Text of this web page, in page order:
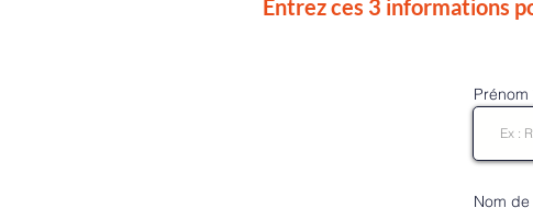
Entrez ces 3 informations
Prénom
Nom de